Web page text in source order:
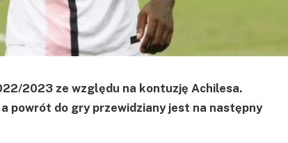
2023 ze względu na kontuzję Achilesa.
powrót do gry przewidziany jest na następny